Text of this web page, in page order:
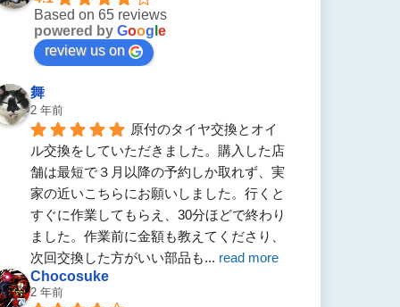
Based on 65 reviews
powered by Goog e
review us on
舞
2 年前
原付のタイヤ交換とオイ
ル交換をしていただきました。購入した店
舗は最短で３月以降の予約しか取れず、実
家の近いこちらにお願いしました。行くと
すぐに作業してもらえ、30分ほどで終わり
ました。作業前に金額も教えてくださり、
次回交換した方がいい部品も... read more
Chocosuke
2 年前